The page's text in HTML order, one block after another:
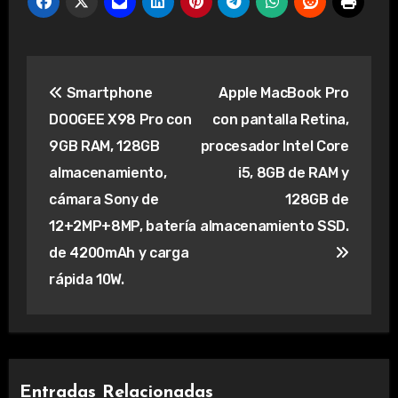
de
entradas
Smartphone
DOOGEE X98 Pro con
9GB RAM, 128GB
almacenamiento,
cámara Sony de
12+2MP+8MP, batería
de 4200mAh y carga
rápida 10W.
Apple MacBook Pro
con pantalla Retina,
procesador Intel Core
i5, 8GB de RAM y
128GB de
almacenamiento SSD.
Entradas Relacionadas